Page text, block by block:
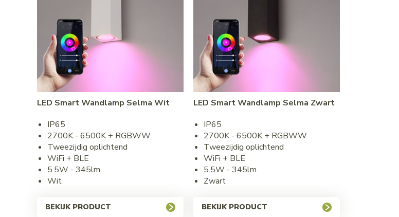
LED Smart Wandlamp Selma Wit
IP65
2700K - 6500K + RGBWW
Tweezijdig oplichtend
WiFi + BLE
5.5W - 345lm
Wit
BEKIJK PRODUCT
LED Smart Wandlamp Selma Zwart
IP65
2700K - 6500K + RGBWW
Tweezijdig oplichtend
WiFi + BLE
5.5W - 345lm
Zwart
BEKIJK PRODUCT